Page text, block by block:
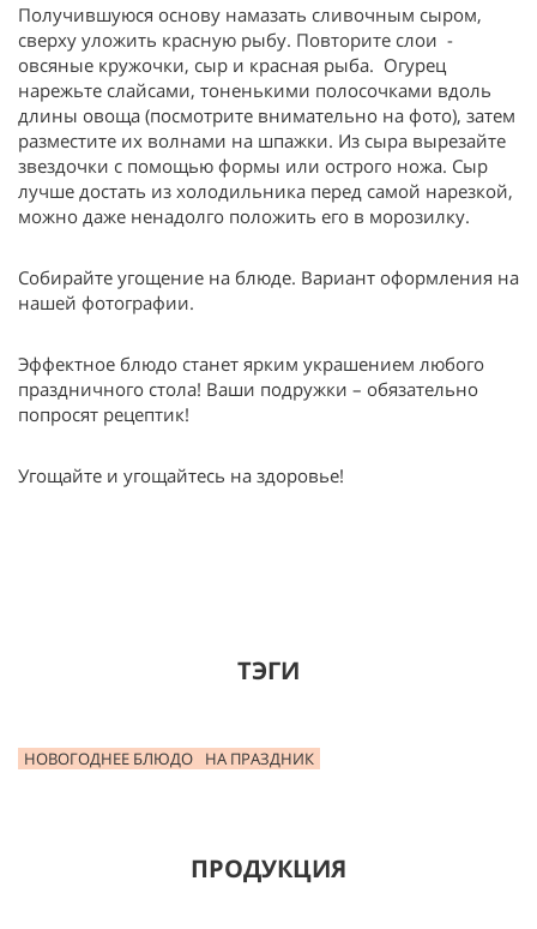
Получившуюся основу намазать сливочным сыром,
сверху уложить красную рыбу. Повторите слои -
овсяные кружочки, сыр и красная рыба. Огурец
нарежьте слайсами, тоненькими полосочками вдоль
длины овоща (посмотрите внимательно на фото), затем
разместите их волнами на шпажки. Из сыра вырезайте
звездочки с помощью формы или острого ножа. Сыр
лучше достать из холодильника перед самой нарезкой,
можно даже ненадолго положить его в морозилку.
Собирайте угощение на блюде. Вариант оформления на
нашей фотографии.
Эффектное блюдо станет ярким украшением любого
праздничного стола! Ваши подружки – обязательно
попросят рецептик!
Угощайте и угощайтесь на здоровье!
ТЭГИ
НОВОГОДНЕЕ БЛЮДО НА ПРАЗДНИК
ПРОДУКЦИЯ